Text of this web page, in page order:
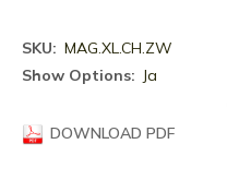
Meer
informatie
MAG.XL.CH.ZW
Ja
DOWNLOAD PDF